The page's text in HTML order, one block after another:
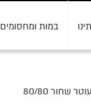
במות ומחסומים
שחור 80/80